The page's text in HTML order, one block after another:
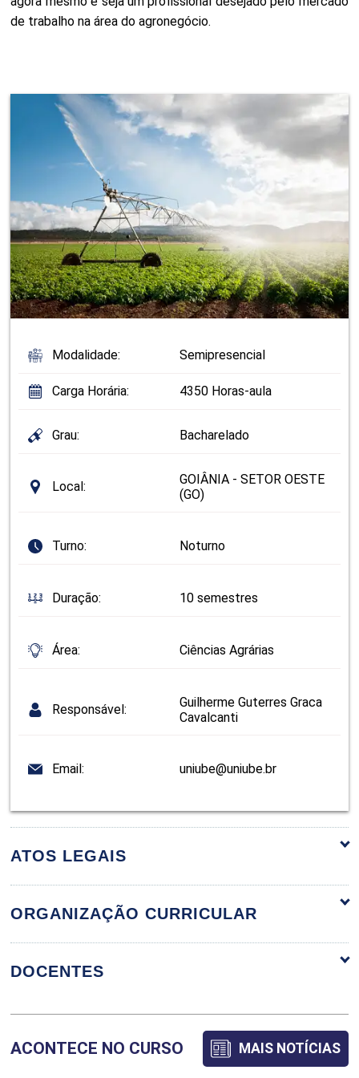
Modalidade: Semipresencial
Carga Horária: 4350 Horas-aula
Grau: Bacharelado
Local:
GOIÂNIA - SETOR OESTE
(GO)
Turno: Noturno
Duração: 10 semestres
Área: Ciências Agrárias
Responsável:
Guilherme Guterres Graca
Cavalcanti
Email: uniube@uniube.br
de trabalho na área do agronegócio.
ATOS LEGAIS
ORGANIZAÇÃO CURRICULAR
ADUBAÇÃO E NUTRIÇÃO DE CULTURAS
DOCENTES
ANDRE LUIS TEIXEIRA FERNANDES
ACONTECE NO CURSO MAIS NOTÍCIAS